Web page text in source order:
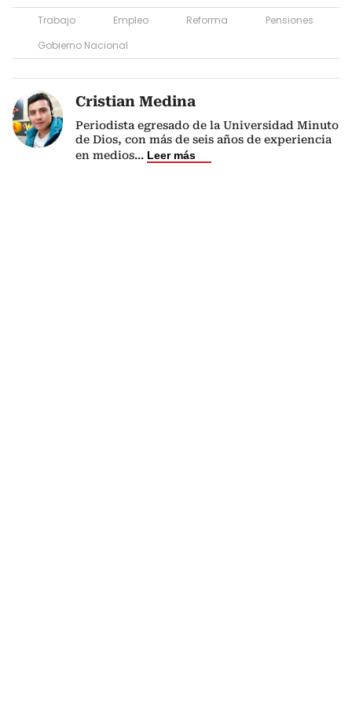
Trabajo Empleo Reforma
Pensiones
Gobierno Nacional
Cristian Medina
Periodista egresado de la Universidad Minuto
de Dios, con más de seis años de experiencia
en medios... Leer más